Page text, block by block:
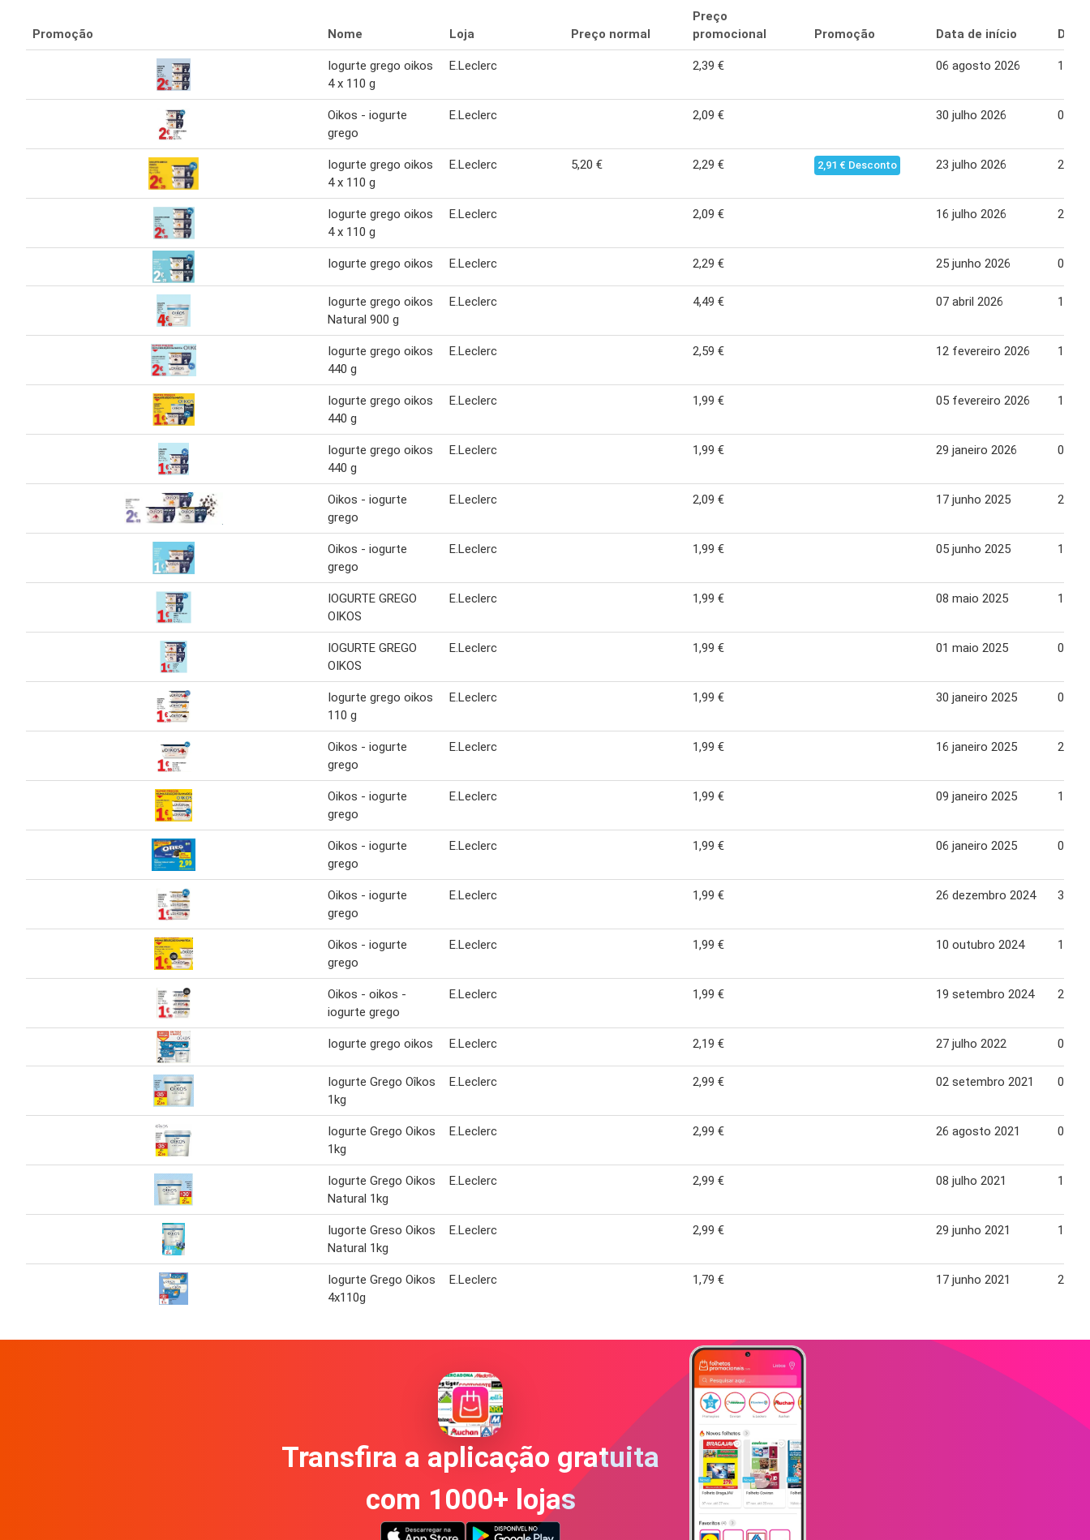
Promoção Nome Loja Preço normal
Preço
promocional
Promoção Data de início Data
Iogurte grego oikos
4 x 110 g
E.Leclerc 2,39 € 06 agosto 2026 12
Oikos - iogurte
grego
E.Leclerc 2,09 € 30 julho 2026 05
Iogurte grego oikos
4 x 110 g
E.Leclerc 5,20 € 2,29 € 2,91 € Desconto 23 julho 2026 29
Iogurte grego oikos
4 x 110 g
E.Leclerc 2,09 € 16 julho 2026 22
Iogurte grego oikos E.Leclerc 2,29 € 25 junho 2026 01
Iogurte grego oikos
Natural 900 g
E.Leclerc 4,49 € 07 abril 2026 15
Iogurte grego oikos
440 g
E.Leclerc 2,59 € 12 fevereiro 2026 18
Iogurte grego oikos
440 g
E.Leclerc 1,99 € 05 fevereiro 2026 11
Iogurte grego oikos
440 g
E.Leclerc 1,99 € 29 janeiro 2026 04
Oikos - iogurte
grego
E.Leclerc 2,09 € 17 junho 2025 29
Oikos - iogurte
grego
E.Leclerc 1,99 € 05 junho 2025 11
IOGURTE GREGO
OIKOS
E.Leclerc 1,99 € 08 maio 2025 14
IOGURTE GREGO
OIKOS
E.Leclerc 1,99 € 01 maio 2025 07
Iogurte grego oikos
110 g
E.Leclerc 1,99 € 30 janeiro 2025 05
Oikos - iogurte
grego
E.Leclerc 1,99 € 16 janeiro 2025 22
Oikos - iogurte
grego
E.Leclerc 1,99 € 09 janeiro 2025 15
Oikos - iogurte
grego
E.Leclerc 1,99 € 06 janeiro 2025 08
Oikos - iogurte
grego
E.Leclerc 1,99 € 26 dezembro 2024 31
Oikos - iogurte
grego
E.Leclerc 1,99 € 10 outubro 2024 16
Oikos - oikos -
iogurte grego
E.Leclerc 1,99 € 19 setembro 2024 25
Iogurte grego oikos E.Leclerc 2,19 € 27 julho 2022 07
Iogurte Grego Oîkos
1kg
E.Leclerc 2,99 € 02 setembro 2021 08
Iogurte Grego Oikos
1kg
E.Leclerc 2,99 € 26 agosto 2021 01
Iogurte Grego Oikos
Natural 1kg
E.Leclerc 2,99 € 08 julho 2021 14
Iugorte Greso Oikos
Natural 1kg
E.Leclerc 2,99 € 29 junho 2021 19
Iogurte Grego Oikos
4x110g
E.Leclerc 1,79 € 17 junho 2021 23
Transfira a aplicação gratuita
com 1000+ lojas